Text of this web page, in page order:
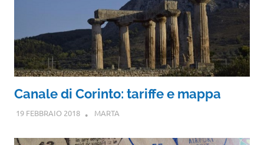
Canale di Corinto: tariffe e mappa
19 FEBBRAIO 2018 MARTA